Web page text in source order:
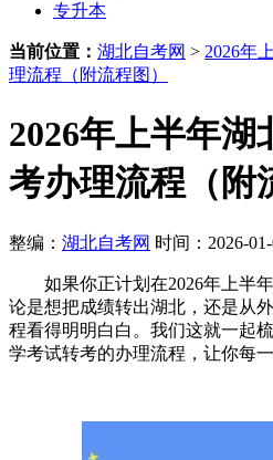
专升本
当前位置： 湖北自考网 > 2026年
理流程（附流程图）
2026年上半年湖
考办理流程（附
整编： 湖北自考网 时间：2026-
如果你正计划在2026年上半年
论是想把成绩转出湖北，还是从
程看得明明白白。我们这就一起
学考试转考的办理流程，让你每